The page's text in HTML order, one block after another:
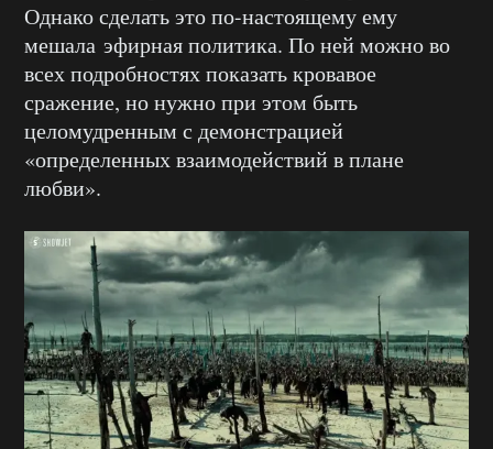
Однако сделать это по-настоящему ему
мешала эфирная политика. По ней можно во
всех подробностях показать кровавое
сражение, но нужно при этом быть
целомудренным с демонстрацией
«определенных взаимодействий в плане
любви».